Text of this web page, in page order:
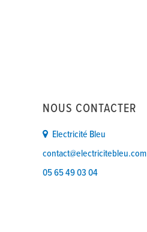
NOUS CONTACTER
Electricité Bleu
contact@electricitebleu.com
05 65 49 03 04